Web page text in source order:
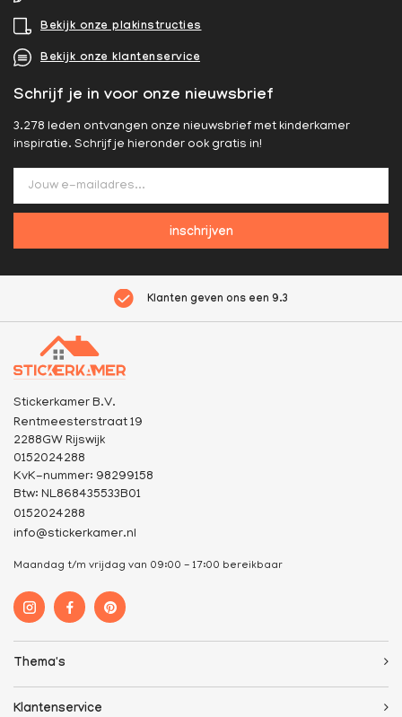
Bekijk onze plakinstructies
Bekijk onze klantenservice
Schrijf je in voor onze nieuwsbrief
3.278 leden ontvangen onze nieuwsbrief met kinderkamer
inspiratie. Schrijf je hieronder ook gratis in!
inschrijven
Klanten geven ons een 9.3
Stickerkamer B.V.
Rentmeesterstraat 19
2288GW Rijswijk
0152024288
KvK-nummer: 98299158
Btw: NL868435533B01
0152024288
info@stickerkamer.nl
Maandag t/m vrijdag van 09:00 - 17:00 bereikbaar
Thema's
Klantenservice